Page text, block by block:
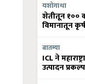
यशोगाथा
शेतीतून १००
विमानातून
बातम्या
ICL ने
उत्पादन